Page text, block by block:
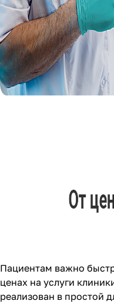
Пациентам важно
ценах на услуги
реализован в простой